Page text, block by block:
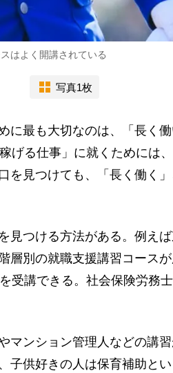
はよく開講されている
写真1枚
に最も大切なのは、「長く
げる仕事」に就くためには
を見つけても、「長く働く
見つける方法がある。例え
層別の就職支援講習コース
受講できる。社会保険労務
マンション管理人などの講
子供好きの人は保育補助と